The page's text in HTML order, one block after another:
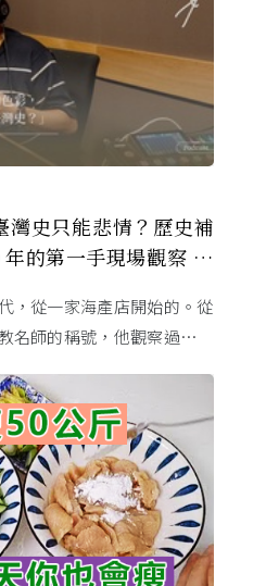
灣史只能悲情？歷史補
的第一手現場觀察 ft.
，從一家海產店開始的。從
名師的稱號，他觀察過幾十
...